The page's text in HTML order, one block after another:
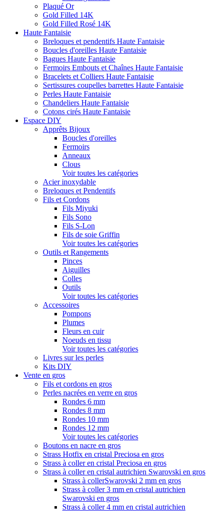
Plaqué Or
Gold Filled 14K
Gold Filled Rosé 14K
Haute Fantaisie
Breloques et pendentifs Haute Fantaisie
Boucles d'oreilles Haute Fantaisie
Bagues Haute Fantaisie
Fermoirs Embouts et Chaînes Haute Fantaisie
Bracelets et Colliers Haute Fantaisie
Sertissures coupelles barrettes Haute Fantaisie
Perles Haute Fantaisie
Chandeliers Haute Fantaisie
Cotons cirés Haute Fantaisie
Espace DIY
Apprêts Bijoux
Boucles d'oreilles
Fermoirs
Anneaux
Clous
Voir toutes les catégories
Acier inoxydable
Breloques et Pendentifs
Fils et Cordons
Fils Miyuki
Fils Sono
Fils S-Lon
Fils de soie Griffin
Voir toutes les catégories
Outils et Rangements
Pinces
Aiguilles
Colles
Outils
Voir toutes les catégories
Accessoires
Pompons
Plumes
Fleurs en cuir
Noeuds en tissu
Voir toutes les catégories
Livres sur les perles
Kits DIY
Vente en gros
Fils et cordons en gros
Perles nacrées en verre en gros
Rondes 6 mm
Rondes 8 mm
Rondes 10 mm
Rondes 12 mm
Voir toutes les catégories
Boutons en nacre en gros
Strass Hotfix en cristal Preciosa en gros
Strass à coller en cristal Preciosa en gros
Strass à coller en cristal autrichien Swarovski en gros
Strass à collerSwarovski 2 mm en gros
Strass à coller 3 mm en cristal autrichien
Swarovski en gros
Strass à coller 4 mm en cristal autrichien